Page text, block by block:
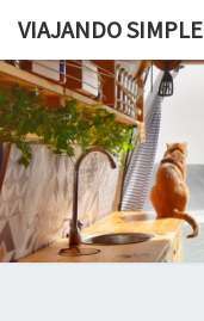
VIAJANDO SIMPLE